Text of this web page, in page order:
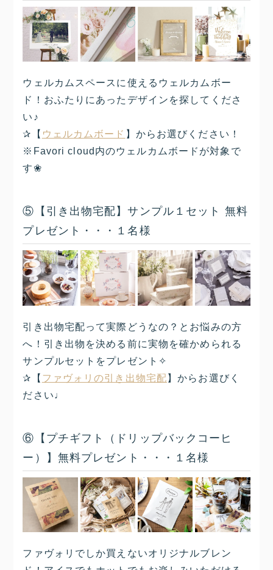
ウェルカムスペースに使えるウェルカムボー
ド！おふたりにあったデザインを探してくださ
い♪
✰【 ウェルカムボード 】からお選びください！
※Favori cloud内のウェルカムボードが対象で
す❀
⑤【引き出物宅配】サンプル１セット 無料
プレゼント・・・１名様
引き出物宅配って実際どうなの？とお悩みの方
へ！引き出物を決める前に実物を確かめられる
サンプルセットをプレゼント✧
✰【 ファヴォリの引き出物宅配 】からお選びく
ださい♩
⑥【プチギフト（ドリップバックコーヒ
ー）】 無料プレゼント・・・１名様
ファヴォリでしか買えないオリジナルブレン